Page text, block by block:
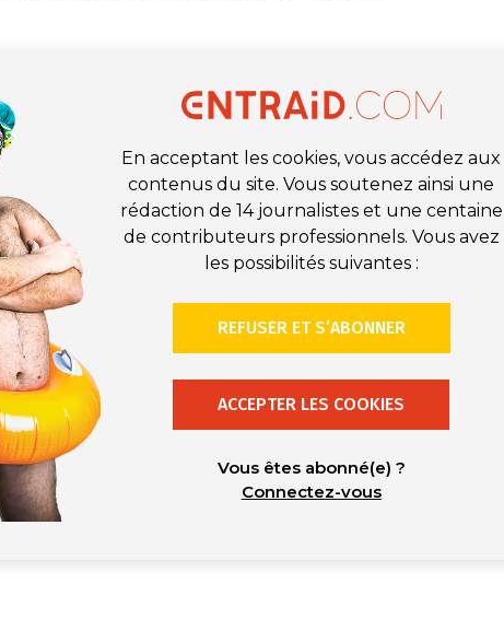
En acceptant les cookies, vous accédez aux
contenus du site. Vous soutenez ainsi une
rédaction de 14 journalistes et une centaine
de contributeurs professionnels. Vous avez
les possibilités suivantes :
REFUSER ET S’ABONNER
ACCEPTER LES COOKIES
Vous êtes abonné(e) ?
Connectez-vous